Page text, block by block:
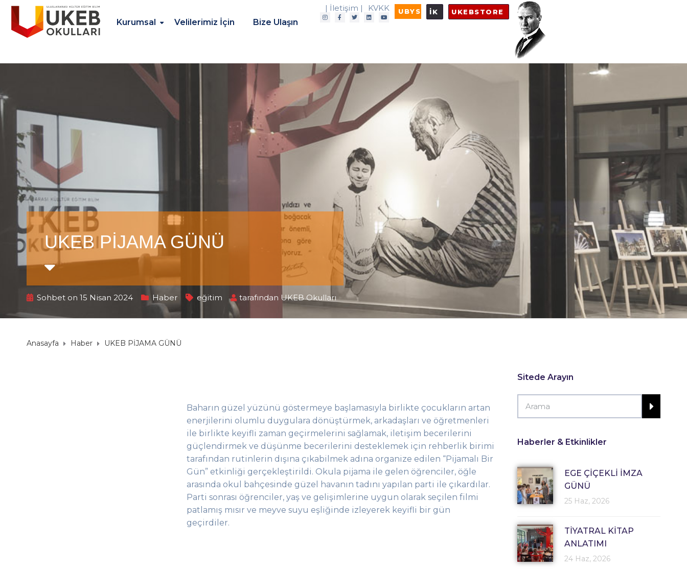
Kurumsal Velilerimiz İçin Bize Ulaşın
| İletişim | KVKK UBYS İK UKEBSTORE
UKEB PİJAMA GÜNÜ
Sohbet on 15 Nisan 2024 Haber eğitim tarafından UKEB Okulları
Anasayfa Haber UKEB PİJAMA GÜNÜ
Baharın güzel yüzünü göstermeye başlamasıyla birlikte çocukların artan
enerjilerini olumlu duygulara dönüştürmek, arkadaşları ve öğretmenleri
ile birlikte keyifli zaman geçirmelerini sağlamak, iletişim becerilerini
güçlendirmek ve düşünme becerilerini desteklemek için rehberlik birimi
tarafından rutinlerin dışına çıkabilmek adına organize edilen “Pijamalı Bir
Gün” etkinliği gerçekleştirildi. Okula pijama ile gelen öğrenciler, öğle
arasında okul bahçesinde güzel havanın tadını yapılan parti ile çıkardılar.
Parti sonrası öğrenciler, yaş ve gelişimlerine uygun olarak seçilen filmi
patlamış mısır ve meyve suyu eşliğinde izleyerek keyifli bir gün
geçirdiler.
Sitede Arayın
Haberler & Etkinlikler
EGE ÇİÇEKLİ İMZA
GÜNÜ
25 Haz, 2026
TİYATRAL KİTAP
ANLATIMI
24 Haz, 2026